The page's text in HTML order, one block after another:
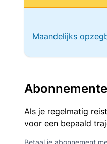
Maandelijks
Als je regelmatig
voor een bepaald
Betaal je abonnement